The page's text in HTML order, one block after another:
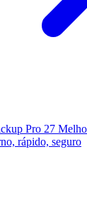
Pro 27
rápido, seguro